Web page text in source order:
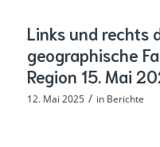
Links und rechts
geographische
Region 15. Mai
12. Mai 2025 / in Berichte